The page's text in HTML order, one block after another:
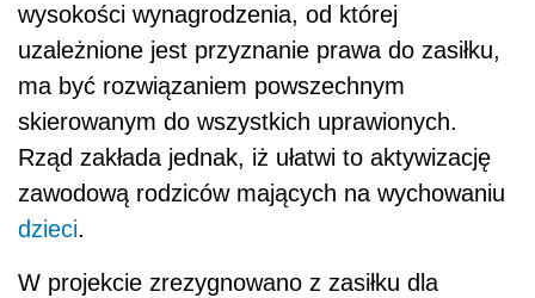
wysokości wynagrodzenia, od której
uzależnione jest przyznanie prawa do zasiłku,
ma być rozwiązaniem powszechnym
skierowanym do wszystkich uprawionych.
Rząd zakłada jednak, iż ułatwi to aktywizację
zawodową rodziców mających na wychowaniu
dzieci.
W projekcie zrezygnowano z zasiłku dla